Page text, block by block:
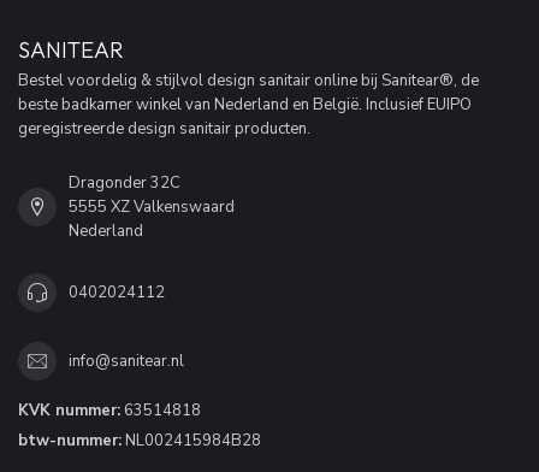
SANITEAR
Bestel voordelig & stijlvol design sanitair online bij Sanitear®, de
beste badkamer winkel van Nederland en België. Inclusief EUIPO
geregistreerde design sanitair producten.
Dragonder 32C
5555 XZ Valkenswaard
Nederland
0402024112
info@sanitear.nl
KVK nummer: 63514818
btw-nummer: NL002415984B28